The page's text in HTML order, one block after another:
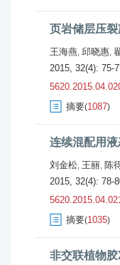
页岩储层压
王海燕, 邱晓惠,
2015, 32(4): 75-
摘要(1087)
连续混配用
刘金松, 王丽, 陈
2015, 32(4): 78-
摘要(1035)
非交联植物